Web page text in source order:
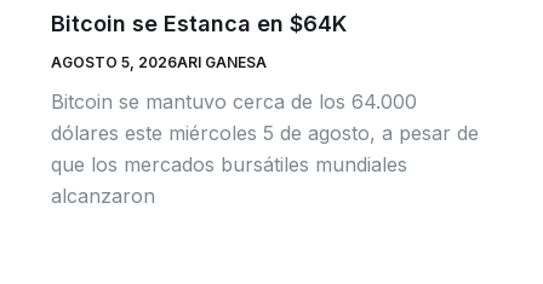
Bitcoin se Estanca en $64K
AGOSTO 5, 2026ARI GANESA
Bitcoin se mantuvo cerca de los 64.000
dólares este miércoles 5 de agosto, a pesar de
que los mercados bursátiles mundiales
alcanzaron